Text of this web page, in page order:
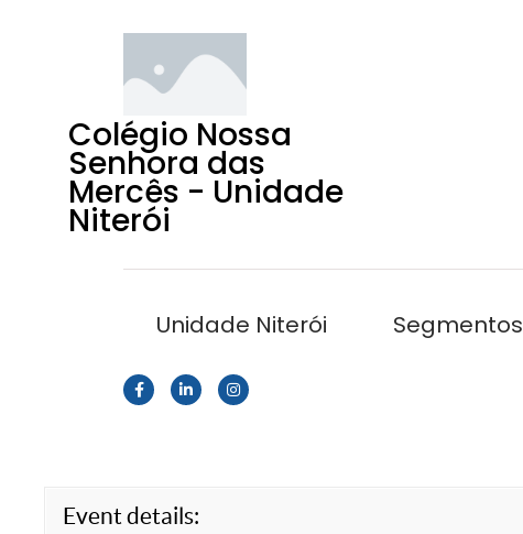
Colégio Nossa
Senhora das
Mercês - Unidade
Niterói
Unidade Niterói Segmentos
Event details: